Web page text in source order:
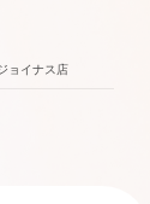
ョイナス店